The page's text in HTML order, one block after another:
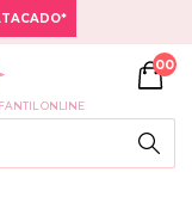
ONLINE
00